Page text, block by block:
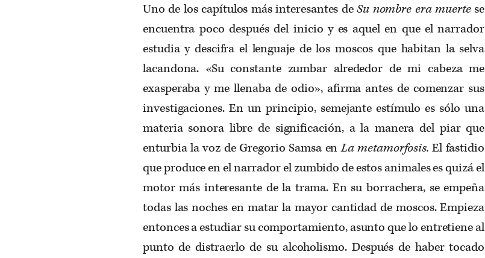
Uno de los capítulos más interesantes deSu nombre era muerte se
encuentra poco después del inicio y es aquel en que el narrador
estudia y descifra el lenguaje de los moscos que habitan la selva
lacandona. «Su constante zumbar alrededor de mi cabeza me
exasperaba y me llenaba de odio», afirma antes de comenzar sus
investigaciones. En un principio, semejante estímulo es sólo una
materia sonora libre de significación, a la manera del piar que
enturbia la voz de Gregorio Samsa enLa metamorfosis.El fastidio
que produce en el narrador el zumbido de estos animales es quizá el
motor más interesante de la trama. En su borrachera, se empeña
todas las noches en matar la mayor cantidad de moscos. Empieza
entonces a estudiar su comportamiento, asunto que lo entretiene al
punto de distraerlo de su alcoholismo. Después de haber tocado